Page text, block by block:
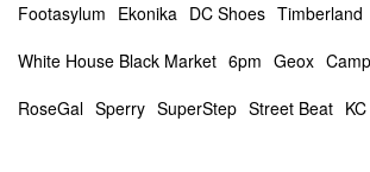
Footasylum Ekonika DC Shoes Timberland
White House Black Market 6pm Geox
RoseGal Sperry SuperStep Street Beat